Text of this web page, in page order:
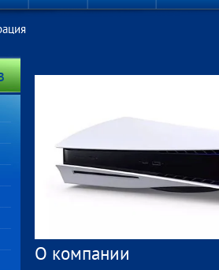
О компании